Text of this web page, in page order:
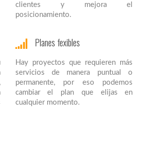
clientes y mejora el
posicionamiento.
Planes fexibles
Hay proyectos que requieren más
servicios de manera puntual o
permanente, por eso podemos
cambiar el plan que elijas en
cualquier momento.